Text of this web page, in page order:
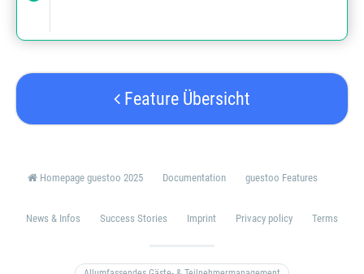
Feature Übersicht
Homepage guestoo 2025 Documentation guestoo Features
News & Infos Success Stories Imprint Privacy policy Terms